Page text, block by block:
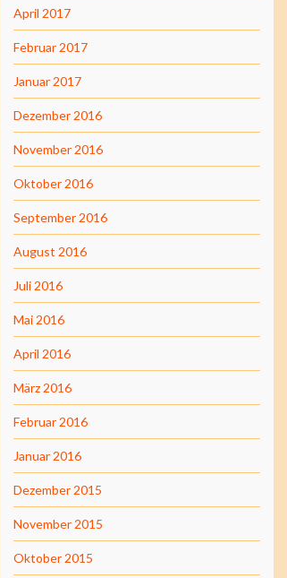
April 2017
Februar 2017
Januar 2017
Dezember 2016
November 2016
Oktober 2016
September 2016
August 2016
Juli 2016
Mai 2016
April 2016
März 2016
Februar 2016
Januar 2016
Dezember 2015
November 2015
Oktober 2015